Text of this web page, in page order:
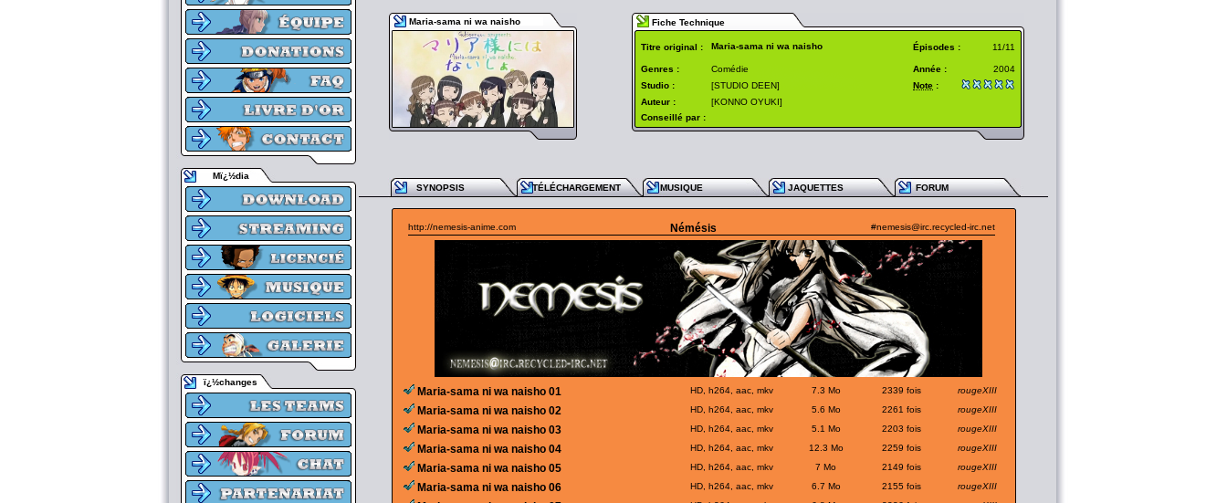
Mï¿½dia
ï¿½changes
Maria-sama ni wa naisho Fiche Technique
Titre original : Maria-sama ni wa naisho Épisodes : 11/11
Genres : Comédie Année :
2004
Studio :
[STUDIO DEEN] Note :
Auteur :
[KONNO OYUKI]
Conseillé par :
SYNOPSIS TÉLÉCHARGEMENT MUSIQUE JAQUETTES FORUM
http://nemesis-anime.com Némésis #nemesis@irc.recycled-irc.net
Maria-sama ni wa naisho 01 HD, h264, aac, mkv 7.3 Mo 2339 fois rougeXIII
Maria-sama ni wa naisho 02 HD, h264, aac, mkv 5.6 Mo 2261 fois rougeXIII
Maria-sama ni wa naisho 03 HD, h264, aac, mkv 5.1 Mo 2203 fois rougeXIII
Maria-sama ni wa naisho 04 HD, h264, aac, mkv 12.3 Mo 2259 fois rougeXIII
Maria-sama ni wa naisho 05 HD, h264, aac, mkv 7 Mo 2149 fois rougeXIII
Maria-sama ni wa naisho 06 HD, h264, aac, mkv 6.7 Mo 2155 fois rougeXIII